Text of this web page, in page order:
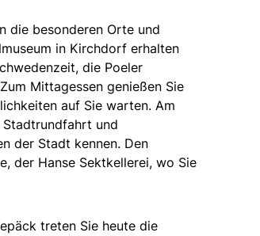
die besonderen Orte und
in Kirchdorf erhalten
die Poeler
Mittagessen genießen Sie
auf Sie warten. Am
Stadtrundfahrt und
der Stadt kennen. Den
der Hanse Sektkellerei, wo Sie
treten Sie heute die